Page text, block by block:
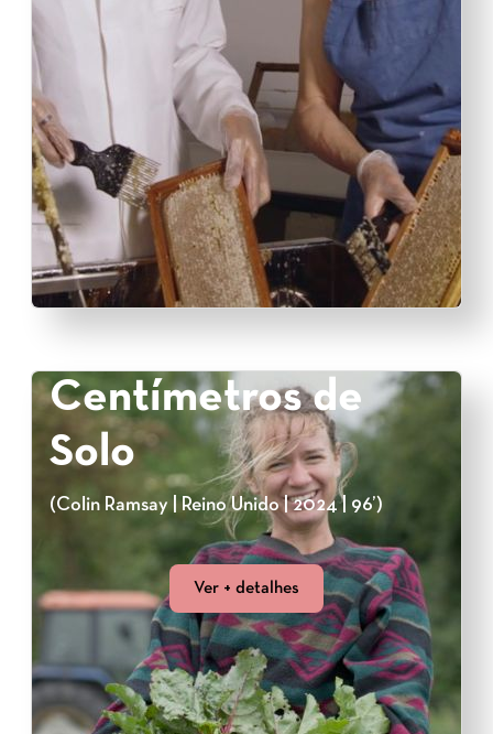
Centímetros de
Solo
(Colin Ramsay | Reino Unido | 2024 | 96’)
Ver + detalhes